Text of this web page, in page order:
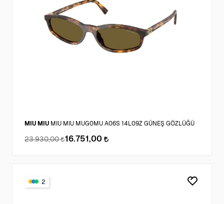
MIU MIU MIU MIU MUG0MU A06S 14L09Z GÜNEŞ GÖZLÜĞÜ
23.930,00 16.751,00
2